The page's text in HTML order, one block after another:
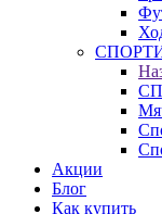
Акции
Блог
Как купить